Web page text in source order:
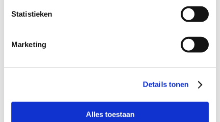
Statistieken
Marketing
Details tonen
Alles toestaan
7 dagen per week bereikbaar
Onze juridische intakebalie is 7 dagen per week